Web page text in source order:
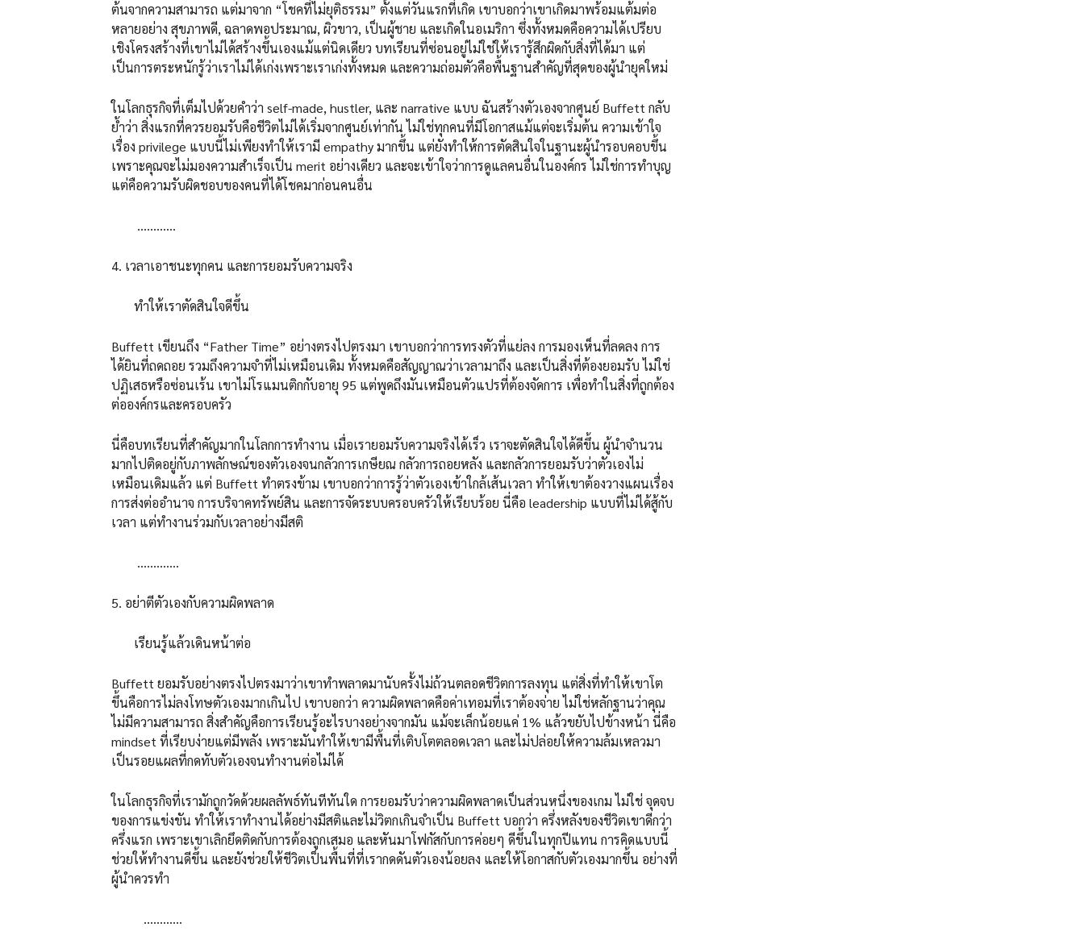
ต้นจากความสามารถ แต่มาจาก “โชคที่ไม่ยุติธรรม” ตั้งแต่วันแรกที่เกิด เขาบอกว่าเขาเกิดมาพร้อมแต้มต่อ
หลายอย่าง สุขภาพดี, ฉลาดพอประมาณ, ผิวขาว, เป็นผู้ชาย และเกิดในอเมริกา ซึ่งทั้งหมดคือความได้เปรียบ
เชิงโครงสร้างที่เขาไม่ได้สร้างขึ้นเองแม้แต่นิดเดียว บทเรียนที่ซ่อนอยู่ไม่ใช่ให้เรารู้สึกผิดกับสิ่งที่ได้มา แต่
เป็นการตระหนักรู้ว่าเราไม่ได้เก่งเพราะเราเก่งทั้งหมด และความถ่อมตัวคือพื้นฐานสำคัญที่สุดของผู้นำยุคใหม่
ในโลกธุรกิจที่เต็มไปด้วยคำว่า self-made, hustler, และ narrative แบบ ฉันสร้างตัวเองจากศูนย์ Buffett กลับ
ย้ำว่า สิ่งแรกที่ควรยอมรับคือชีวิตไม่ได้เริ่มจากศูนย์เท่ากัน ไม่ใช่ทุกคนที่มีโอกาสแม้แต่จะเริ่มต้น ความเข้าใจ
เรื่อง privilege แบบนี้ไม่เพียงทำให้เรามี empathy มากขึ้น แต่ยังทำให้การตัดสินใจในฐานะผู้นำรอบคอบขึ้น
เพราะคุณจะไม่มองความสำเร็จเป็น merit อย่างเดียว และจะเข้าใจว่าการดูแลคนอื่นในองค์กร ไม่ใช่การทำบุญ
แต่คือความรับผิดชอบของคนที่ได้โชคมาก่อนคนอื่น
…………
4. เวลาเอาชนะทุกคน และการยอมรับความจริง
ทำให้เราตัดสินใจดีขึ้น
Buffett เขียนถึง “Father Time” อย่างตรงไปตรงมา เขาบอกว่าการทรงตัวที่แย่ลง การมองเห็นที่ลดลง การ
ได้ยินที่ถดถอย รวมถึงความจำที่ไม่เหมือนเดิม ทั้งหมดคือสัญญาณว่าเวลามาถึง และเป็นสิ่งที่ต้องยอมรับ ไม่ใช่
ปฏิเสธหรือซ่อนเร้น เขาไม่โรแมนติกกับอายุ 95 แต่พูดถึงมันเหมือนตัวแปรที่ต้องจัดการ เพื่อทำในสิ่งที่ถูกต้อง
ต่อองค์กรและครอบครัว
นี่คือบทเรียนที่สำคัญมากในโลกการทำงาน เมื่อเรายอมรับความจริงได้เร็ว เราจะตัดสินใจได้ดีขึ้น ผู้นำจำนวน
มากไปติดอยู่กับภาพลักษณ์ของตัวเองจนกลัวการเกษียณ กลัวการถอยหลัง และกลัวการยอมรับว่าตัวเองไม่
เหมือนเดิมแล้ว แต่ Buffett ทำตรงข้าม เขาบอกว่าการรู้ว่าตัวเองเข้าใกล้เส้นเวลา ทำให้เขาต้องวางแผนเรื่อง
การส่งต่ออำนาจ การบริจาคทรัพย์สิน และการจัดระบบครอบครัวให้เรียบร้อย นี่คือ leadership แบบที่ไม่ได้สู้กับ
เวลา แต่ทำงานร่วมกับเวลาอย่างมีสติ
………….
5. อย่าตีตัวเองกับความผิดพลาด
เรียนรู้แล้วเดินหน้าต่อ
Buffett ยอมรับอย่างตรงไปตรงมาว่าเขาทำพลาดมานับครั้งไม่ถ้วนตลอดชีวิตการลงทุน แต่สิ่งที่ทำให้เขาโต
ขึ้นคือการไม่ลงโทษตัวเองมากเกินไป เขาบอกว่า ความผิดพลาดคือค่าเทอมที่เราต้องจ่าย ไม่ใช่หลักฐานว่าคุณ
ไม่มีความสามารถ สิ่งสำคัญคือการเรียนรู้อะไรบางอย่างจากมัน แม้จะเล็กน้อยแค่ 1% แล้วขยับไปข้างหน้า นี่คือ
mindset ที่เรียบง่ายแต่มีพลัง เพราะมันทำให้เขามีพื้นที่เติบโตตลอดเวลา และไม่ปล่อยให้ความล้มเหลวมา
เป็นรอยแผลที่กดทับตัวเองจนทำงานต่อไม่ได้
ในโลกธุรกิจที่เรามักถูกวัดด้วยผลลัพธ์ทันทีทันใด การยอมรับว่าความผิดพลาดเป็นส่วนหนึ่งของเกม ไม่ใช่ จุดจบ
ของการแข่งขัน ทำให้เราทำงานได้อย่างมีสติและไม่วิตกเกินจำเป็น Buffett บอกว่า ครึ่งหลังของชีวิตเขาดีกว่า
ครึ่งแรก เพราะเขาเลิกยึดติดกับการต้องถูกเสมอ และหันมาโฟกัสกับการค่อยๆ ดีขึ้นในทุกปีแทน การคิดแบบนี้
ช่วยให้ทำงานดีขึ้น และยังช่วยให้ชีวิตเป็นพื้นที่ที่เรากดดันตัวเองน้อยลง และให้โอกาสกับตัวเองมากขึ้น อย่างที่
ผู้นำควรทำ
…………